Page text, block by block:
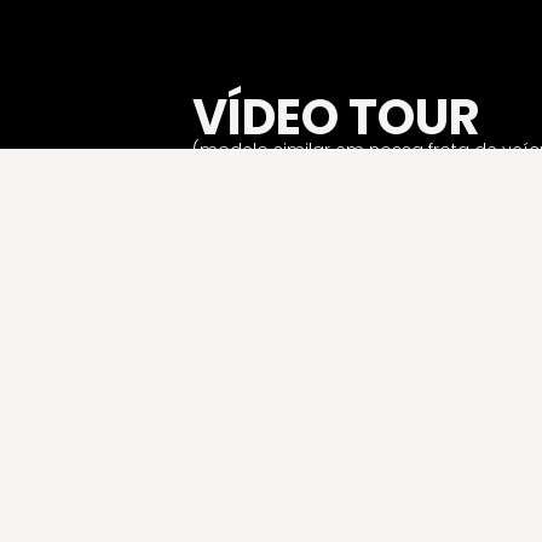
VÍDEO TOUR
(modelo similar em nossa frota de